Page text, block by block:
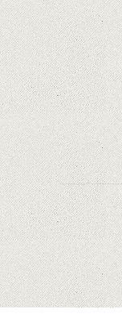
Android
Orange
prețurile